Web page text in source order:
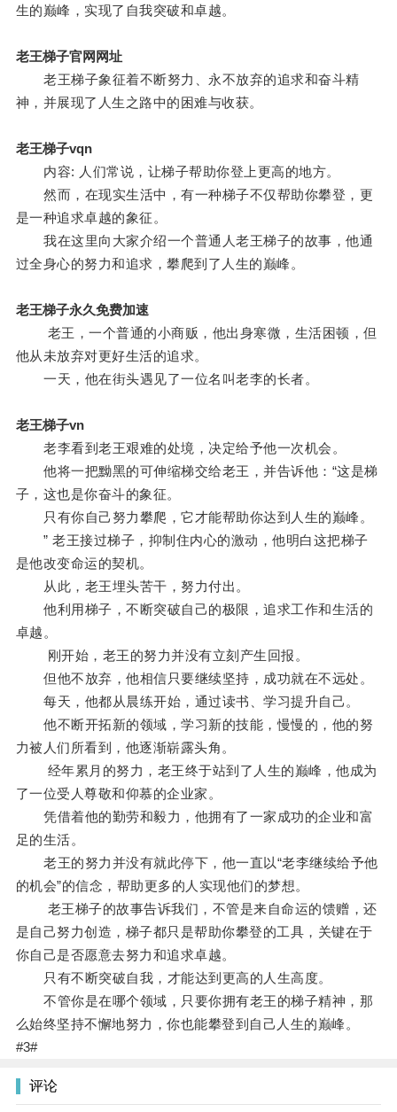
生的巅峰，实现了自我突破和卓越。
老王梯子官网网址
老王梯子象征着不断努力、永不放弃的追求和奋斗精
神，并展现了人生之路中的困难与收获。
老王梯子vqn
内容: 人们常说，让梯子帮助你登上更高的地方。
然而，在现实生活中，有一种梯子不仅帮助你攀登，更
是一种追求卓越的象征。
我在这里向大家介绍一个普通人老王梯子的故事，他通
过全身心的努力和追求，攀爬到了人生的巅峰。
老王梯子永久免费加速
老王，一个普通的小商贩，他出身寒微，生活困顿，但
他从未放弃对更好生活的追求。
一天，他在街头遇见了一位名叫老李的长者。
老王梯子vn
老李看到老王艰难的处境，决定给予他一次机会。
他将一把黝黑的可伸缩梯交给老王，并告诉他：“这是梯
子，这也是你奋斗的象征。
只有你自己努力攀爬，它才能帮助你达到人生的巅峰。
” 老王接过梯子，抑制住内心的激动，他明白这把梯子
是他改变命运的契机。
从此，老王埋头苦干，努力付出。
他利用梯子，不断突破自己的极限，追求工作和生活的
卓越。
刚开始，老王的努力并没有立刻产生回报。
但他不放弃，他相信只要继续坚持，成功就在不远处。
每天，他都从晨练开始，通过读书、学习提升自己。
他不断开拓新的领域，学习新的技能，慢慢的，他的努
力被人们所看到，他逐渐崭露头角。
经年累月的努力，老王终于站到了人生的巅峰，他成为
了一位受人尊敬和仰慕的企业家。
凭借着他的勤劳和毅力，他拥有了一家成功的企业和富
足的生活。
老王的努力并没有就此停下，他一直以“老李继续给予他
的机会”的信念，帮助更多的人实现他们的梦想。
老王梯子的故事告诉我们，不管是来自命运的馈赠，还
是自己努力创造，梯子都只是帮助你攀登的工具，关键在于
你自己是否愿意去努力和追求卓越。
只有不断突破自我，才能达到更高的人生高度。
不管你是在哪个领域，只要你拥有老王的梯子精神，那
么始终坚持不懈地努力，你也能攀登到自己人生的巅峰。
#3#
评论